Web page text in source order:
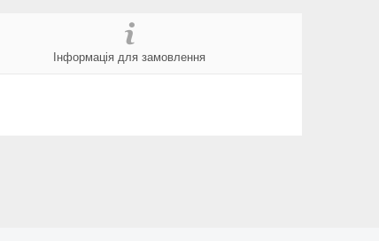
Інформація для замовлення